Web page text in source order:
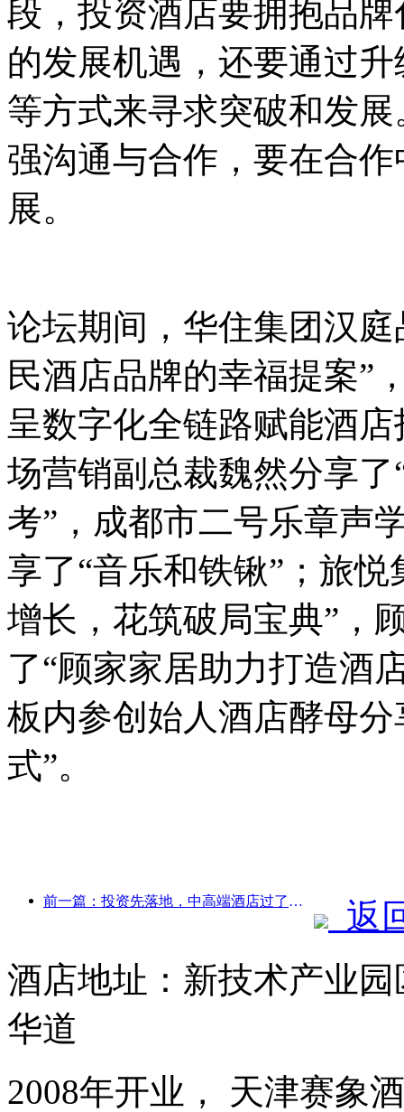
段，投资酒店要拥抱品
的发展机遇，还要通过
等方式来寻求突破和发
强沟通与合作，要在合
展。
论坛期间，华住集团汉
民酒店品牌的幸福提案”
呈数字化全链路赋能酒
场营销副总裁魏然分享
考”，成都市二号乐章声
享了“音乐和铁锹”；旅
增长，花筑破局宝典”，
了“顾家家居助力打造酒
板内参创始人酒店酵母
式”。
前一篇：投资先落地，中高端酒店过了炒概念的时候
返
酒店地址：新技术产业
华道
2008年开业， 天津赛